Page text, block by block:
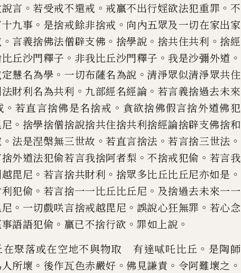
言 。若受戒不還戒 。 戒羸不出行婬欲法犯重罪 。 不
九事 。 是捨戒餘非捨戒 。 向內五眾及一切在家出家
。 言義捨佛法僧辟支佛 。 捨學說 。 捨共住共利 。 捨經
丘沙門釋子 。 非我比丘沙門釋子 。 我是沙彌外道 。
定慧名為學 。 一切布薩名為說 。 清淨眾似清淨眾共住
財利名為共利 。 九部經名經論 。 若言義捨過去未來
。若直言捨佛是名捨戒 。 貪欲捨佛假言捨外道佛犯
。 捨學捨僧捨說捨共住捨共利捨經論捨辟支佛捨和
。 法是涅槃無三世故 。若直言捨法 。若言捨三世法 。
外道法犯偷若言我捨阿者梨 。不捨戒犯偷 。 若言我
毘尼 。 若言捨共財利 。 捨眾多比丘比丘尼亦如是 。
犯偷 。 若言捨一一比丘比丘尼 。 及捨過去未來一一
。 一切戲咲言捨戒越毘尼 。 誤說心狂無罪 。 若心念
語語犯偷 。 羸已不捨行欲 。 罪如上說 。
在聚落或在空地不與物取 有達𠽬吒比丘 。 是陶師
所壞 。 後作瓦色赤嚴好 。佛見謙責 。 令阿難壞之 。